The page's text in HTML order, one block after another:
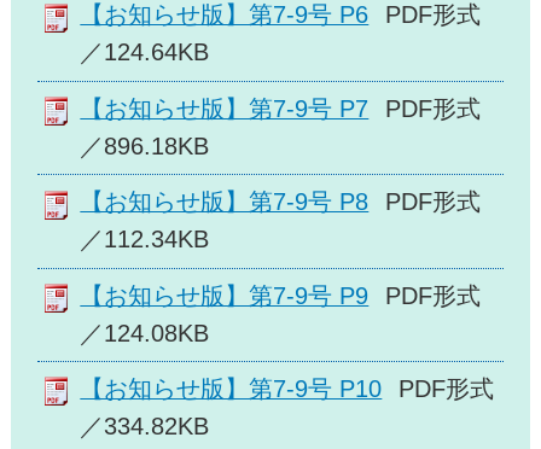
【お知らせ版】第7-9号 P6
PDF形式
／124.64KB
【お知らせ版】第7-9号 P7
PDF形式
／896.18KB
【お知らせ版】第7-9号 P8
PDF形式
／112.34KB
【お知らせ版】第7-9号 P9
PDF形式
／124.08KB
【お知らせ版】第7-9号 P10
PDF形式
／334.82KB